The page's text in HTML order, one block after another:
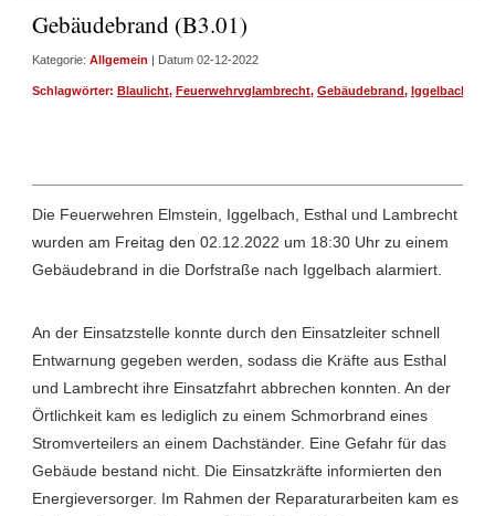
Gebäudebrand (B3.01)
Kategorie: Allgemein | Datum 02-12-2022
Schlagwörter: Blaulicht, Feuerwehrvglambrecht, Gebäudebrand, Iggelbach
Die Feuerwehren Elmstein, Iggelbach, Esthal und Lambrecht
wurden am Freitag den 02.12.2022 um 18:30 Uhr zu einem
Gebäudebrand in die Dorfstraße nach Iggelbach alarmiert.
An der Einsatzstelle konnte durch den Einsatzleiter schnell
Entwarnung gegeben werden, sodass die Kräfte aus Esthal
und Lambrecht ihre Einsatzfahrt abbrechen konnten. An der
Örtlichkeit kam es lediglich zu einem Schmorbrand eines
Stromverteilers an einem Dachständer. Eine Gefahr für das
Gebäude bestand nicht. Die Einsatzkräfte informierten den
Energieversorger. Im Rahmen der Reparaturarbeiten kam es